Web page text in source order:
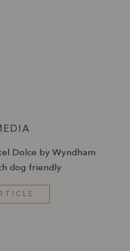
Dolce by Wyndham
dog friendly